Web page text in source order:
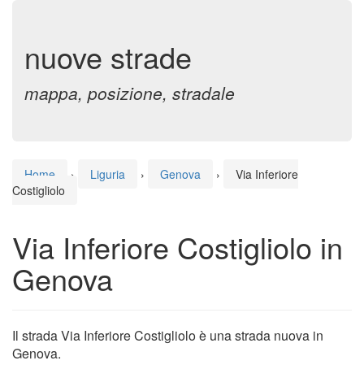
nuove strade
mappa, posizione, stradale
Home › Liguria › Genova ›
Via Inferiore
Costigliolo
Via Inferiore Costigliolo in
Genova
Il strada Via Inferiore Costigliolo è una strada nuova in
Genova.